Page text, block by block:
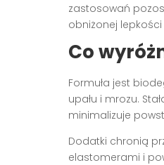
zastosowań
obniżonej
Co
Formuła jest
upału i mrozu.
minimalizuje
Dodatki chronią
elastomerami i